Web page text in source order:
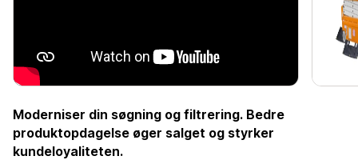
Moderniser din søgning og filtrering. Bedre
produktopdagelse øger salget og styrker
kundeloyaliteten.